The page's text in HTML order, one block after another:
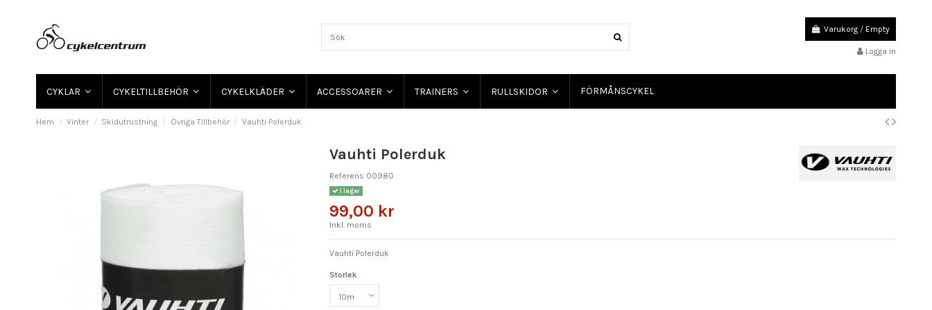
Varukorg / Empty
Logga in
CYKLAR CYKELTILLBEHÖR CYKELKLÄDER ACCESSOARER TRAINERS RULLSKIDOR FÖRMÅNSCYKEL
Hem Vinter Skidutrustning Övriga Tillbehör Vauhti Polerduk
Vauhti Polerduk
Referens 00980
I lager
99,00 kr
Inkl. moms
Vauhti Polerduk
Storlek